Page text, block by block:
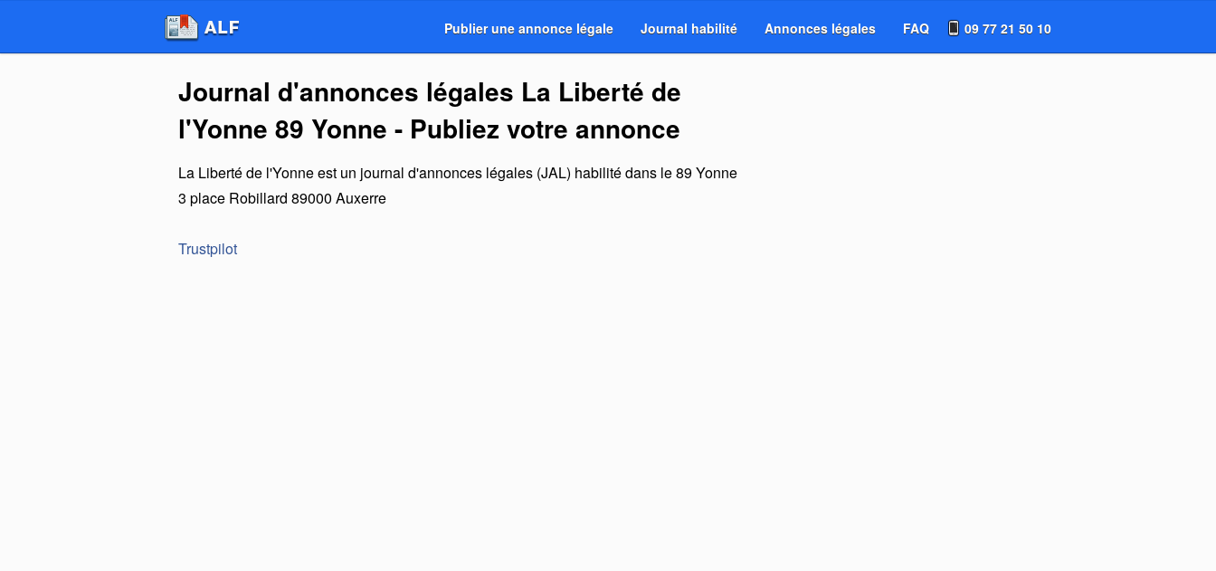
Publier une annonce légale Journal habilité Annonces légales FAQ 09 77 21 50 10
Journal d'annonces légales La Liberté de
l'Yonne 89 Yonne - Publiez votre annonce
La Liberté de l'Yonneest un journal d'annonces légales (JAL) habilité dans le 89 Yonne
3 place Robillard 89000 Auxerre
Trustpilot